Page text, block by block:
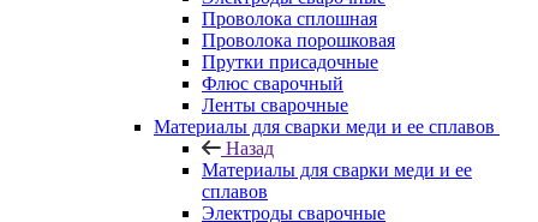
Проволока сплошная
Проволока порошковая
Прутки присадочные
Флюс сварочный
Ленты сварочные
Материалы для сварки меди и ее сплавов
Назад
Материалы для сварки меди и ее
сплавов
Электроды сварочные